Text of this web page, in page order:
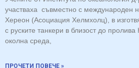
участваха съвместно с международен
Хереон (Асоциация Хелмхолц), в
с руските танкери в близост до
околна среда,
ПРОЧЕТИ ПОВЕЧЕ »